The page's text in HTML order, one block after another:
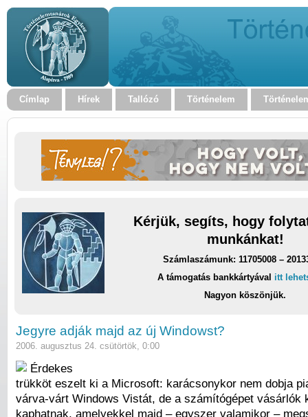
Címlap Hírek Tallózó Történelem
Kérjük, segíts, hogy
munkánkat!
Számlaszámunk: 11705008 –
A támogatás bankkártyával itt
Nagyon köszönjük.
Jegyre adják majd az új Windowst?
2006. augusztus 24. csütörtök, 0:00
Érdekes
trükköt eszelt ki a Microsoft: karácsonykor nem dobja
várva-várt Windows Vistát, de a számítógépet vásárlók
kaphatnak, amelyekkel majd – egyszer valamikor –